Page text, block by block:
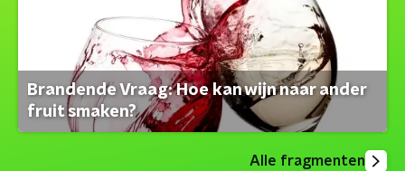
Brandende Vraag: Hoe kan wijn naar ander
fruit smaken?
Alle fragmenten